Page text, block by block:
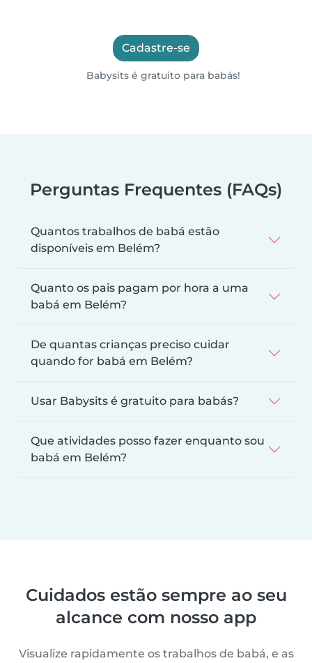
Cadastre-se
Babysits é gratuito para babás!
Perguntas Frequentes (FAQs)
Quantos trabalhos de babá estão
disponíveis em Belém?
Quanto os pais pagam por hora a uma
babá em Belém?
De quantas crianças preciso cuidar
quando for babá em Belém?
Usar Babysits é gratuito para babás?
Que atividades posso fazer enquanto sou
babá em Belém?
Cuidados estão sempre ao seu
alcance com nosso app
Visualize rapidamente os trabalhos de babá, e as